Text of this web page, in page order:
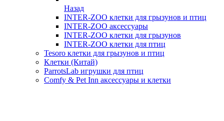
Назад
INTER-ZOO клетки для грызунов и птиц
INTER-ZOO аксессуары
INTER-ZOO клетки для грызунов
INTER-ZOO клетки для птиц
Tesoro клетки для грызунов и птиц
Клетки (Китай)
ParrotsLab игрушки для птиц
Comfy & Pet Inn аксессуары и клетки